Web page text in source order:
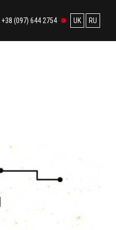
+38 (097) 644 2754 UK RU